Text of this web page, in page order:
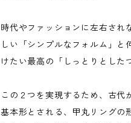
時代やファッションに左右され
しい「シンプルなフォルム」と
けたい最高の「しっとりとした
この２つを実現するため、古代
基本形とされる、甲丸リングの